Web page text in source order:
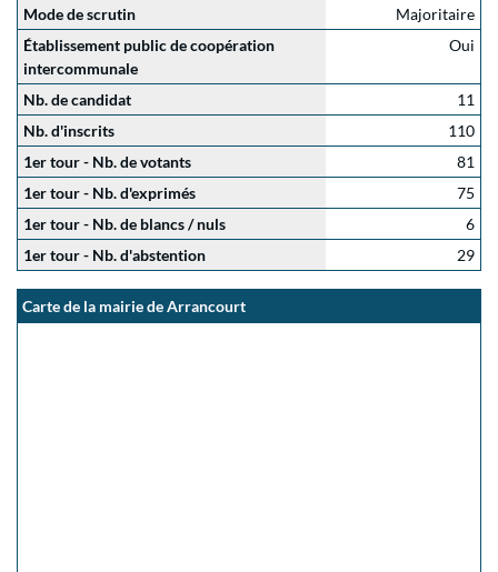
Mode de scrutin
Majoritaire
Établissement public de coopération
intercommunale
Oui
Nb. de candidat
11
Nb. d'inscrits
110
1er tour - Nb. de votants
81
1er tour - Nb. d'exprimés
75
1er tour - Nb. de blancs / nuls
6
1er tour - Nb. d'abstention
29
Carte de la mairie de Arrancourt